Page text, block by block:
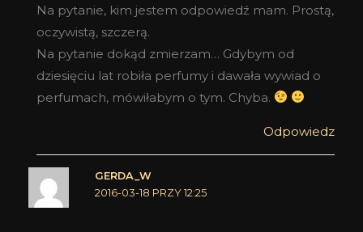
Na pytanie, kim jestem odpowiedź mam. Prostą,
oczywistą, szczerą.
Na pytanie dokąd zmierzam… Gdybym od
dziesięciu lat robiła perfumy i dawała wywiad o
perfumach, mówiłabym o tym. Chyba.
Odpowiedz
GERDA_W
2016-03-18 PRZY 12:25